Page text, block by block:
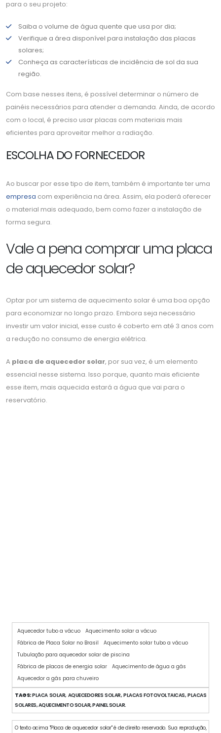
para o seu projeto:
Saiba o volume de água quente que usa por dia;
Verifique a área disponível para instalação das placas
solares;
Conheça as características de incidência de sol da sua
região.
Com base nesses itens, é possível determinar o número de
painéis necessários para atender a demanda. Ainda, de acordo
com o local, é preciso usar placas com materiais mais
eficientes para aproveitar melhor a radiação.
ESCOLHA DO FORNECEDOR
Ao buscar por esse tipo de item, também é importante ter uma
empresa com experiência na área. Assim, ela poderá oferecer
o material mais adequado, bem como fazer a instalação de
forma segura.
Vale a pena comprar uma placa
de aquecedor solar?
Optar por um sistema de aquecimento solar é uma boa opção
para economizar no longo prazo. Embora seja necessário
investir um valor inicial, esse custo é coberto em até 3 anos com
a redução no consumo de energia elétrica.
A placa de aquecedor solar, por sua vez, é um elemento
essencial nesse sistema. Isso porque, quanto mais eficiente
esse item, mais aquecida estará a água que vai para o
reservatório.
Aquecedor tubo a vácuo
Aquecimento solar a vácuo
Fábrica de Placa Solar no Brasil
Aquecimento solar tubo a vácuo
Tubulação para aquecedor solar de piscina
Fábrica de placas de energia solar
Aquecimento de água a gás
Aquecedor a gás para chuveiro
TAGS:PLACA SOLAR, AQUECEDORES SOLAR, PLACAS FOTOVOLTAICAS, PLACAS
SOLARES, AQUECIMENTO SOLAR, PAINEL SOLAR.
O texto acima "Placa de aquecedor solar" é de direito reservado. Sua reprodução,